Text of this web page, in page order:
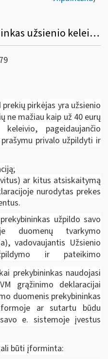
Ką turi atlikti prekybininkas užsienio keleiviui paprašius taikyti „Tax free shopping“?
pirkėjas yra užsienio
ne mažiau kaip už 40 eurų
pageidaujančio
privalo užpildyti ir
ar kitus atsiskaitymą
nurodytas prekes
užpildo savo
duomenų tvarkymo
vadovaujantis Užsienio
ir pateikimo
prekybininkas naudojasi
grąžinimo deklaracijai
duomenis prekybininkas
ar sutartu būdu
e. sistemoje įvestus
būti įforminta: